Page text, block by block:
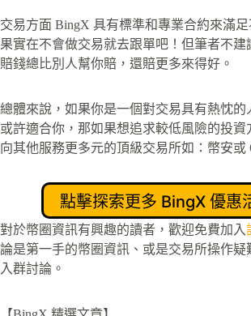
交易方面 BingX 具有標準和專業合約來滿
果實在不會做交易就去跟單吧！但筆者不建
賠錢總比別人幫你賠，還賠更多來得好。
總體來說，如果你是一個對交易具有熱忱的
或許適合你，那如果想追求較低風險的投資
向其他服務更多元的頂級交易所如：幣安或
點擊探索更多 BingX 優惠
對於幣圈資訊有興趣的讀者，歡迎免費加入
論是第一手的幣圈資訊、或是交易所操作疑
入群討論。